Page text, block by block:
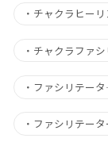
・ チャクラヒー
・ チャクラファ
・ ファシリテー
・ ファシリテータ